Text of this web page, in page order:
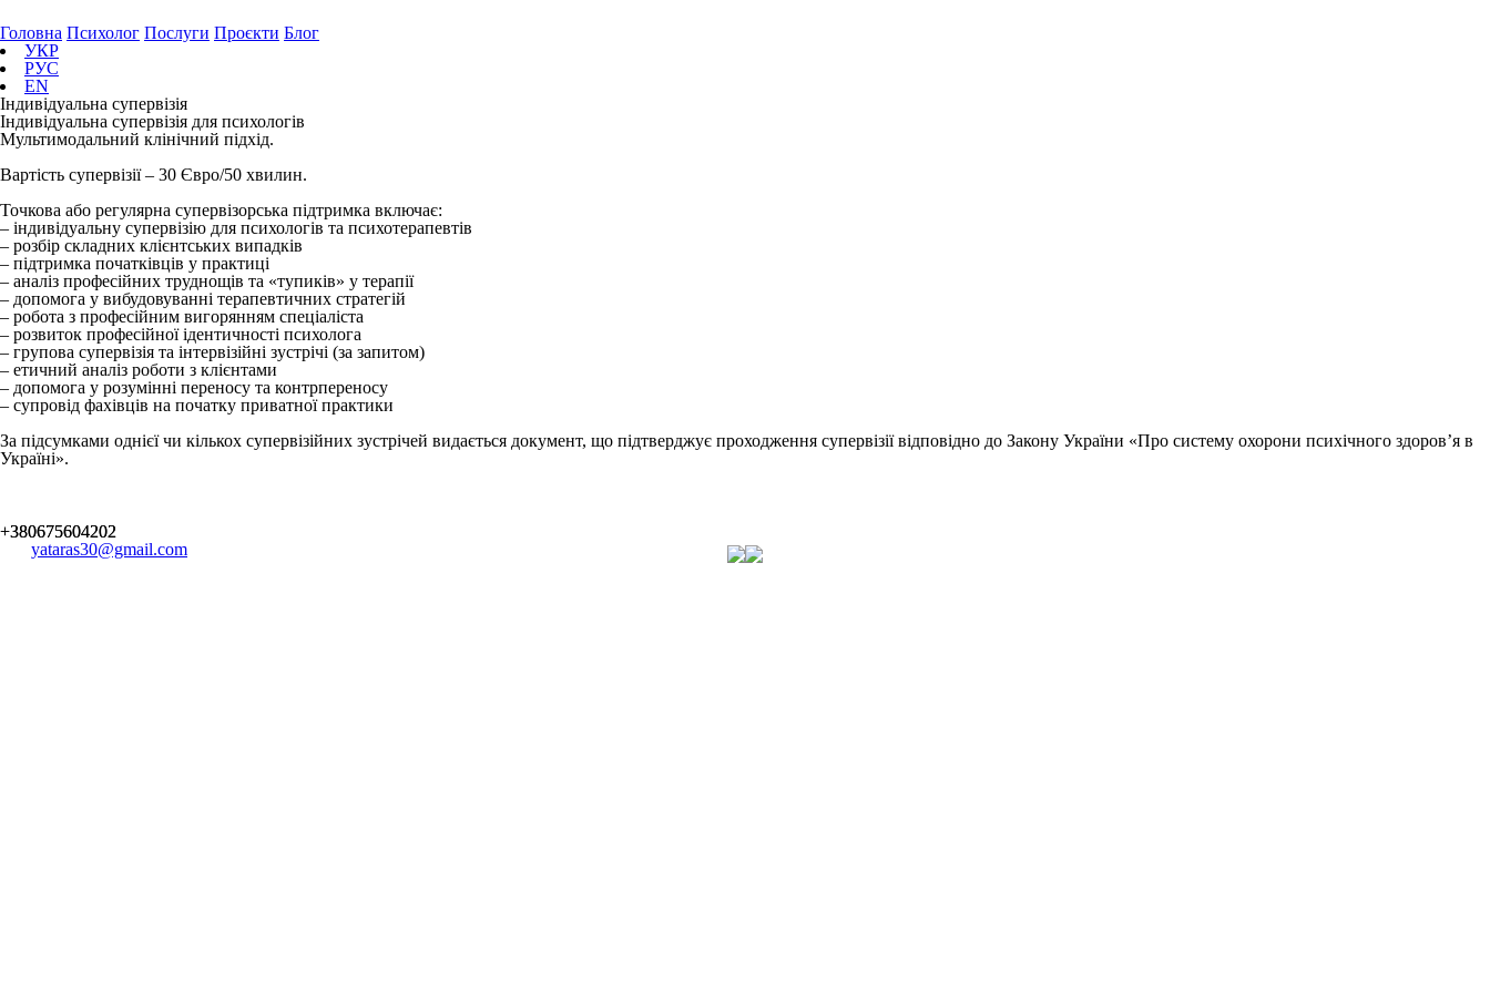
Головна Психолог Послуги Проєкти Блог
УКР
РУС
EN
Індивідуальна супервізія
Індивідуальна супервізія для психологів
Мультимодальний клінічний підхід.
Вартість супервізії – 30 Євро/50 хвилин.
Точкова або регулярна супервізорська підтримка включає:
– індивідуальну супервізію для психологів та психотерапевтів
– розбір складних клієнтських випадків
– підтримка початківців у практиці
– аналіз професійних труднощів та «тупиків» у терапії
– допомога у вибудовуванні терапевтичних стратегій
– робота з професійним вигорянням спеціаліста
– розвиток професійної ідентичності психолога
– групова супервізія та інтервізійні зустрічі (за запитом)
– етичний аналіз роботи з клієнтами
– допомога у розумінні переносу та контрпереносу
– супровід фахівців на початку приватної практики
За підсумками однієї чи кількох супервізійних зустрічей видається документ, що підтверджує проходження супервізії відповідно до Закону України «Про систему охорони психічного здоров’я в
Україні».
+380675604202
yataras30@gmail.com